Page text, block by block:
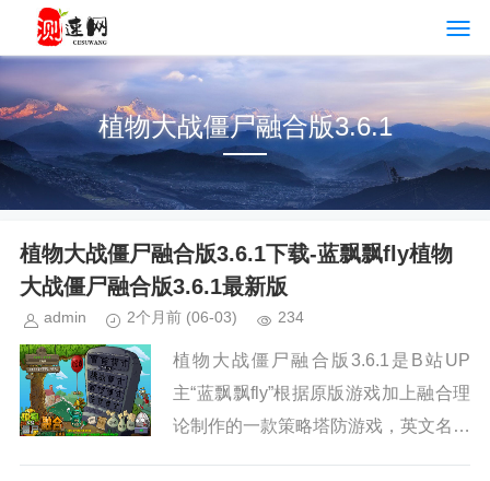
植物大战僵尸融合版3.6.1
植物大战僵尸融合版3.6.1下载-蓝飘飘fly植物
大战僵尸融合版3.6.1最新版
admin 2个月前 (06-03) 234
植物大战僵尸融合版3.6.1是B站UP
主“蓝飘飘fly”根据原版游戏加上融合理
论制作的一款策略塔防游戏，英文名叫